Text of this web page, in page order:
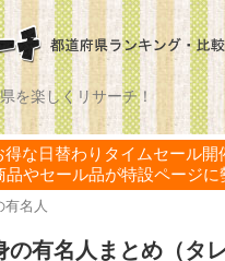
を楽しくリサーチ！
な日替わりタイムセール開
品やセール品が特設ページに
有名人
の有名人まとめ（タ